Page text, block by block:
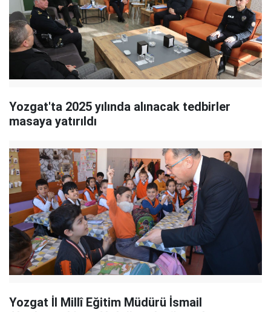
Yozgat'ta 2025 yılında alınacak tedbirler
masaya yatırıldı
Yozgat İl Millî Eğitim Müdürü İsmail